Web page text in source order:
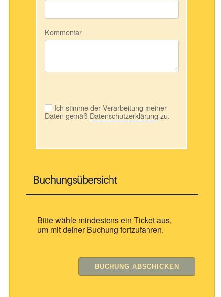
Kommentar
Ich stimme der Verarbeitung meiner
Daten gemäß Datenschutzerklärung zu.
Buchungsübersicht
Bitte wähle mindestens ein Ticket aus,
um mit deiner Buchung fortzufahren.